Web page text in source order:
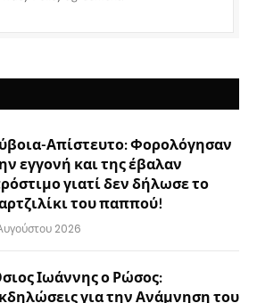
Απίστευτο: Φορολόγησαν
εγγονή και της έβαλαν
γιατί δεν δήλωσε το
του παππού!
2026
Ιωάννης ο Ρώσος:
για την Ανάμνηση του